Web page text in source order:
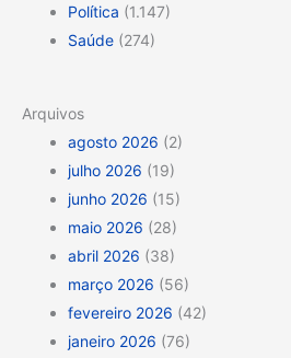
Política (1.147)
Saúde (274)
Arquivos
agosto 2026 (2)
julho 2026 (19)
junho 2026 (15)
maio 2026 (28)
abril 2026 (38)
março 2026 (56)
fevereiro 2026 (42)
janeiro 2026 (76)